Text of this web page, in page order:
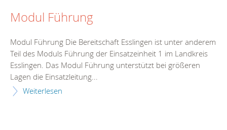
Modul Führung
Modul Führung Die Bereitschaft Esslingen ist unter anderem
Teil des Moduls Führung der Einsatzeinheit 1 im Landkreis
Esslingen. Das Modul Führung unterstützt bei größeren
Lagen die Einsatzleitung...
Weiterlesen